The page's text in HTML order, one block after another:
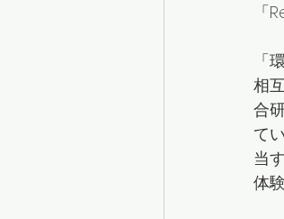
「
「
相
合
て
当
体